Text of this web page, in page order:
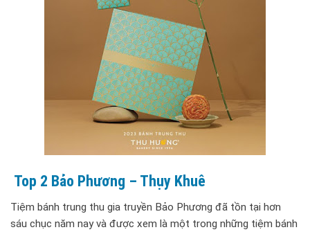
Top 2 Bảo Phương – Thụy Khuê
Tiệm bánh trung thu gia truyền Bảo Phương đã tồn tại hơn
sáu chục năm nay và được xem là một trong những tiệm bánh